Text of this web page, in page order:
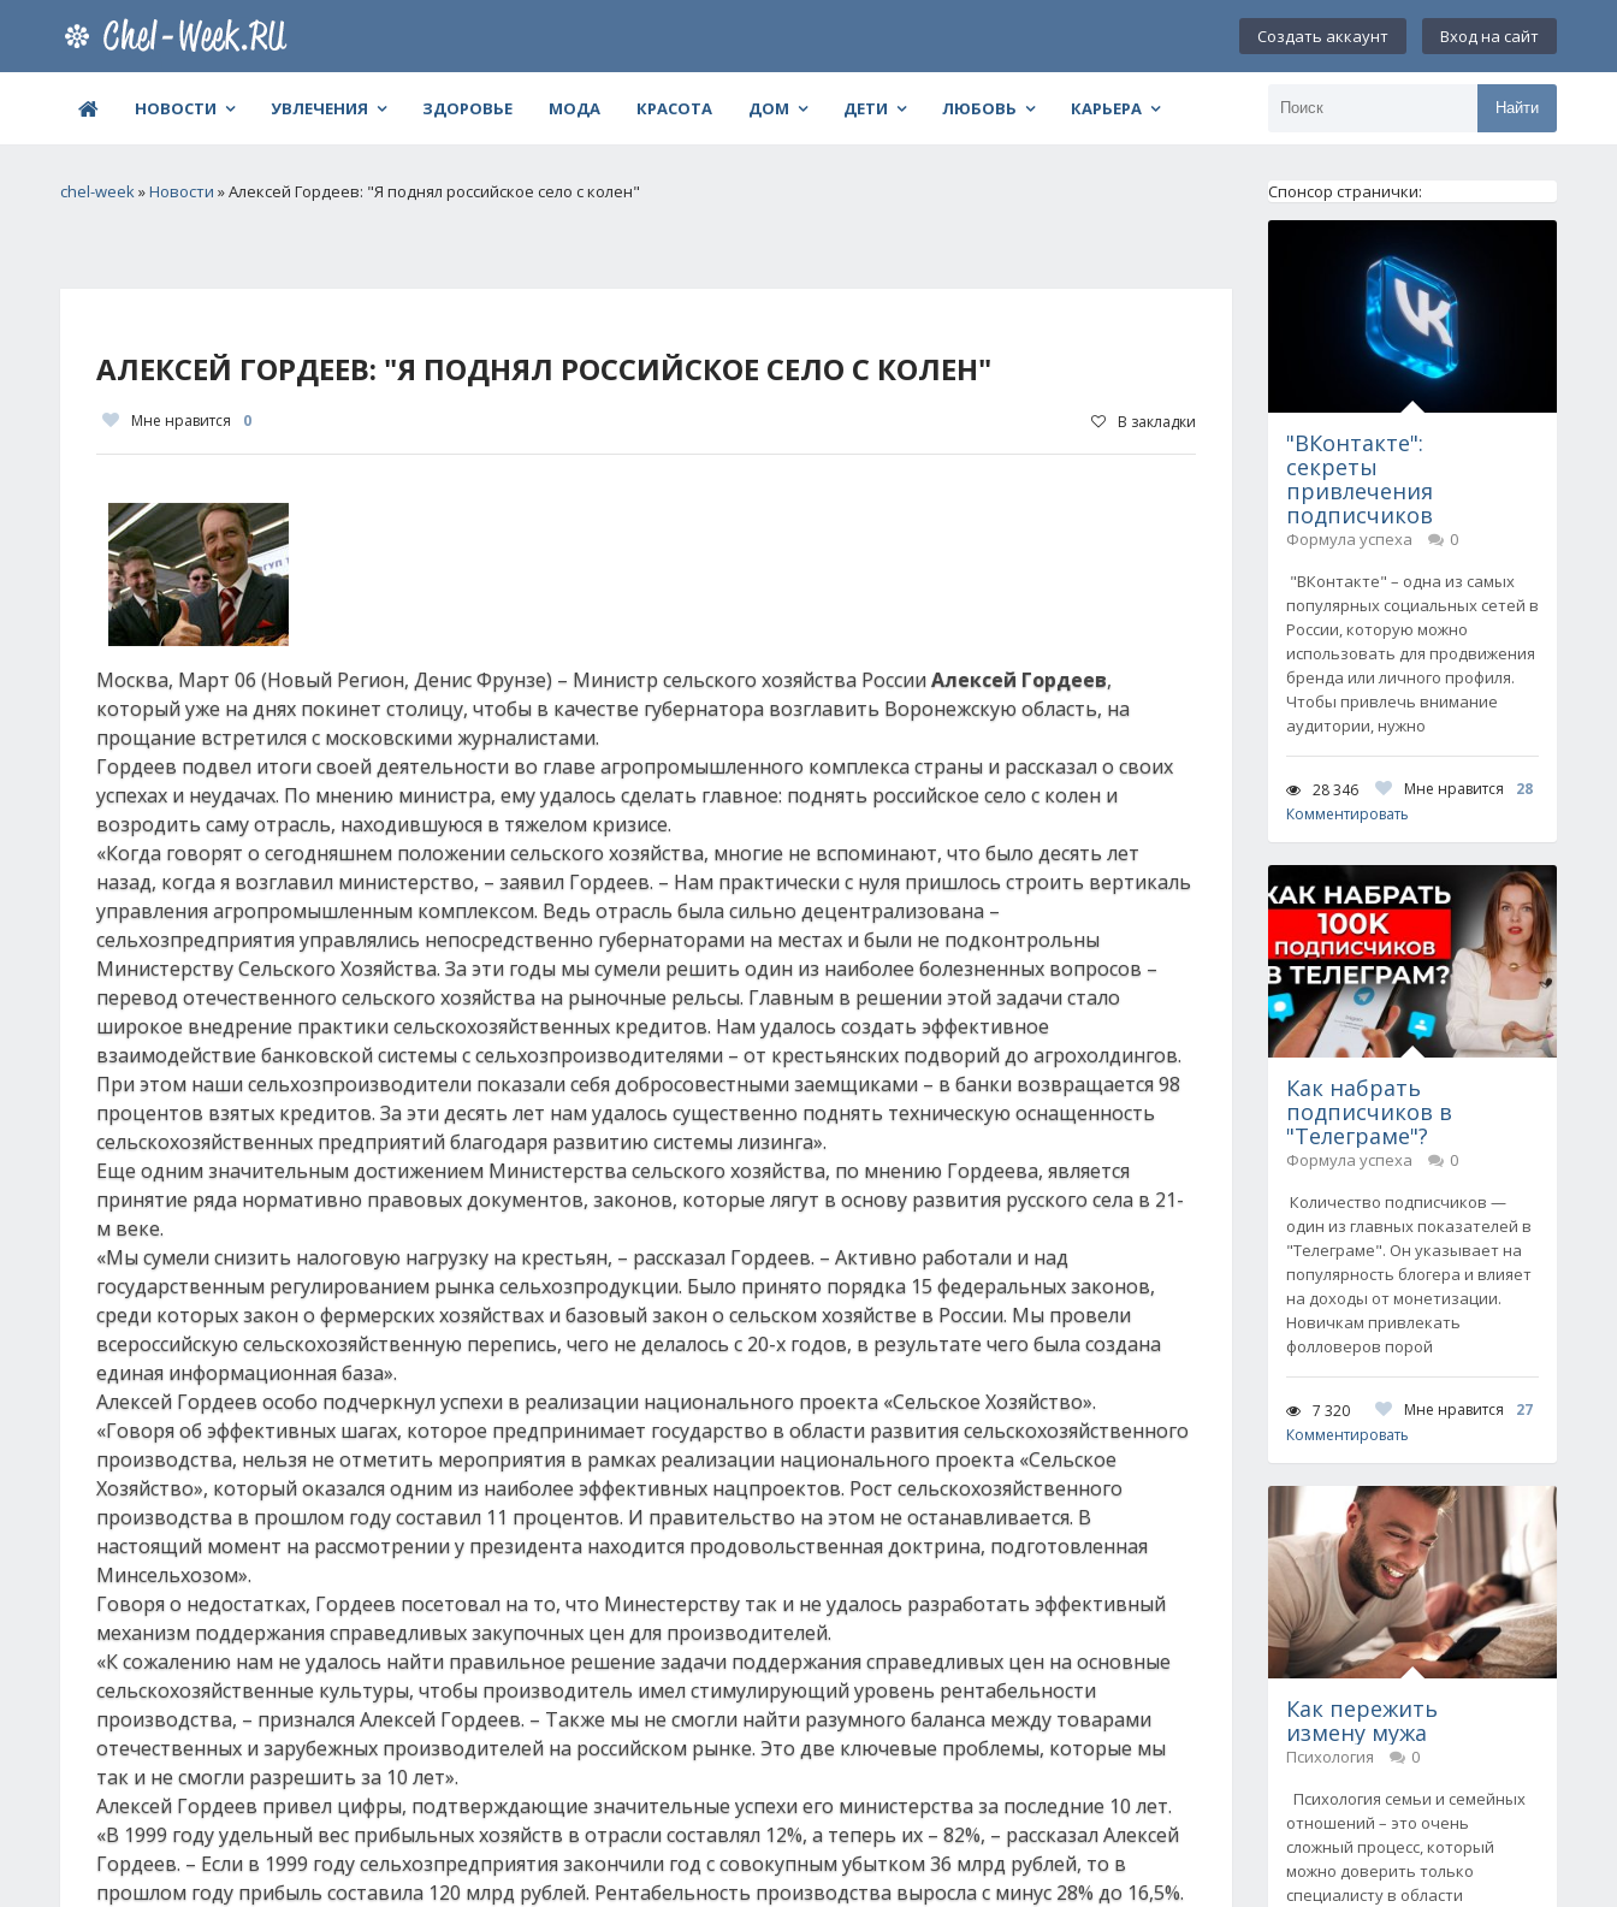
Создать аккаунт Вход на сайт
НОВОСТИ УВЛЕЧЕНИЯ ЗДОРОВЬЕ МОДА КРАСОТА ДОМ ДЕТИ ЛЮБОВЬ КАРЬЕРА Найти
chel-week»Новости » Алексей Гордеев: "Я поднял российское село с колен"
АЛЕКСЕЙ ГОРДЕЕВ: "Я ПОДНЯЛ РОССИЙСКОЕ СЕЛО С КОЛЕН"
Мне нравится 0 В закладки
Москва, Март 06 (Новый Регион, Денис Фрунзе) – Министр сельского хозяйства РоссииАлексей Гордеев,
который уже на днях покинет столицу, чтобы в качестве губернатора возглавить Воронежскую область, на
прощание встретился с московскими журналистами.
Гордеев подвел итоги своей деятельности во главе агропромышленного комплекса страны и рассказал о своих
успехах и неудачах. По мнению министра, ему удалось сделать главное: поднять российское село с колен и
возродить саму отрасль, находившуюся в тяжелом кризисе.
«Когда говорят о сегодняшнем положении сельского хозяйства, многие не вспоминают, что было десять лет
назад, когда я возглавил министерство, – заявил Гордеев. – Нам практически с нуля пришлось строить вертикаль
управления агропромышленным комплексом. Ведь отрасль была сильно децентрализована –
сельхозпредприятия управлялись непосредственно губернаторами на местах и были не подконтрольны
Министерству Сельского Хозяйства. За эти годы мы сумели решить один из наиболее болезненных вопросов –
перевод отечественного сельского хозяйства на рыночные рельсы. Главным в решении этой задачи стало
широкое внедрение практики сельскохозяйственных кредитов. Нам удалось создать эффективное
взаимодействие банковской системы с сельхозпроизводителями – от крестьянских подворий до агрохолдингов.
При этом наши сельхозпроизводители показали себя добросовестными заемщиками – в банки возвращается 98
процентов взятых кредитов. За эти десять лет нам удалось существенно поднять техническую оснащенность
сельскохозяйственных предприятий благодаря развитию системы лизинга».
Еще одним значительным достижением Министерства сельского хозяйства, по мнению Гордеева, является
принятие ряда нормативно правовых документов, законов, которые лягут в основу развития русского села в 21-
м веке.
«Мы сумели снизить налоговую нагрузку на крестьян, – рассказал Гордеев. – Активно работали и над
государственным регулированием рынка сельхозпродукции. Было принято порядка 15 федеральных законов,
среди которых закон о фермерских хозяйствах и базовый закон о сельском хозяйстве в России. Мы провели
всероссийскую сельскохозяйственную перепись, чего не делалось с 20-х годов, в результате чего была создана
единая информационная база».
Алексей Гордеев особо подчеркнул успехи в реализации национального проекта «Сельское Хозяйство».
«Говоря об эффективных шагах, которое предпринимает государство в области развития сельскохозяйственного
производства, нельзя не отметить мероприятия в рамках реализации национального проекта «Сельское
Хозяйство», который оказался одним из наиболее эффективных нацпроектов. Рост сельскохозяйственного
производства в прошлом году составил 11 процентов. И правительство на этом не останавливается. В
настоящий момент на рассмотрении у президента находится продовольственная доктрина, подготовленная
Минсельхозом».
Говоря о недостатках, Гордеев посетовал на то, что Минестерству так и не удалось разработать эффективный
механизм поддержания справедливых закупочных цен для производителей.
«К сожалению нам не удалось найти правильное решение задачи поддержания справедливых цен на основные
сельскохозяйственные культуры, чтобы производитель имел стимулирующий уровень рентабельности
производства, – признался Алексей Гордеев. – Также мы не смогли найти разумного баланса между товарами
отечественных и зарубежных производителей на российском рынке. Это две ключевые проблемы, которые мы
так и не смогли разрешить за 10 лет».
Алексей Гордеев привел цифры, подтверждающие значительные успехи его министерства за последние 10 лет.
«В 1999 году удельный вес прибыльных хозяйств в отрасли составлял 12%, а теперь их – 82%, – рассказал Алексей
Гордеев. – Если в 1999 году сельхозпредприятия закончили год с совокупным убытком 36 млрд рублей, то в
прошлом году прибыль составила 120 млрд рублей. Рентабельность производства выросла с минус 28% до 16,5%.
Спонсор странички:
"ВКонтакте":
секреты
привлечения
подписчиков
Формула успеха
0
"ВКонтакте" – одна из самых
популярных социальных сетей в
России, которую можно
использовать для продвижения
бренда или личного профиля.
Чтобы привлечь внимание
аудитории, нужно
28 346 Мне нравится
28
Комментировать
Как набрать
подписчиков в
"Телеграме"?
Формула успеха
0
Количество подписчиков —
один из главных показателей в
"Телеграме". Он указывает на
популярность блогера и влияет
на доходы от монетизации.
Новичкам привлекать
фолловеров порой
7 320 Мне нравится
27
Комментировать
Как пережить
измену мужа
Психология
0
Психология семьи и семейных
отношений – это очень
сложный процесс, который
можно доверить только
специалисту в области